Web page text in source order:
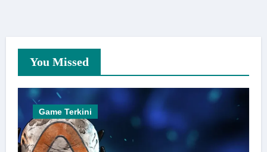
You Missed
Game Terkini